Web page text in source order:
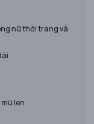
nữ thời trang và
len